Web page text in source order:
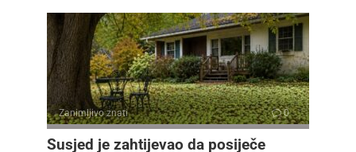
Zanimljivo znati 0
Susjed je zahtijevao da posiječe